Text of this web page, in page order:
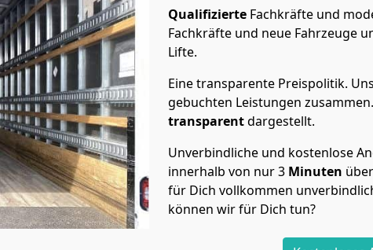
Qualifizierte Fachkräfte und
Fachkräfte und neue Fahrzeuge
Lifte.
Eine transparente Preispolitik.
gebuchten Leistungen
transparentdargestellt.
Unverbindliche und kostenlose
innerhalb von nur3 Minuten
für Dich vollkommen
können wir für Dich tun?